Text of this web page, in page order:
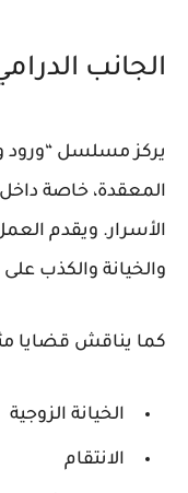
الجانب
يركز مسلسل “ورود
المعقدة، خاصة داخل
الأسرار. ويقدم
والخيانة والكذب على
كما يناقش قضايا
الخيانة الزوجية
الانتقام